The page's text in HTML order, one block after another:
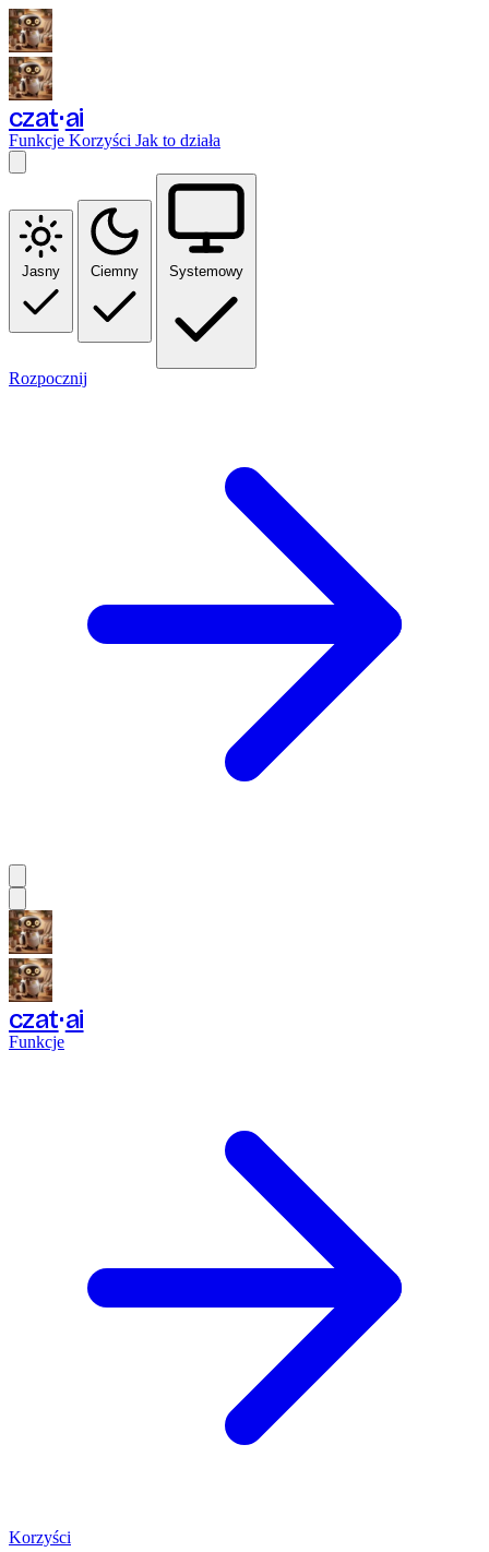
czat ai
Funkcje Korzyści Jak to działa
Jasny Ciemny Systemowy
Rozpocznij
czat ai
Funkcje
Korzyści